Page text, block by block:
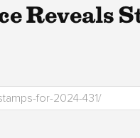
Reveals